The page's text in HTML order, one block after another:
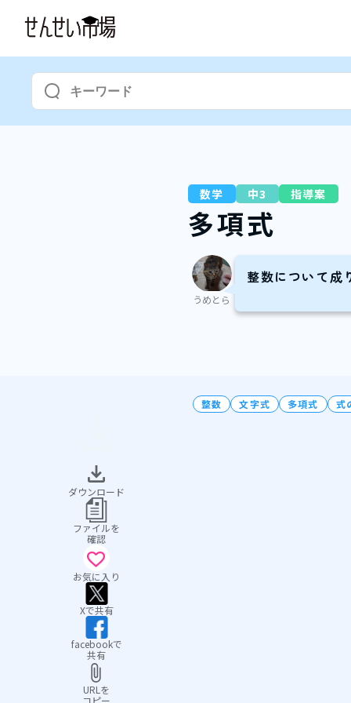
数学 中3 指導案
多項式
うめとら
整数について成
ダウンロード
ファイルを
確認
お気に入り
Xで共有
facebookで
共有
URLを
コピー
整数 文字式 多項式 式